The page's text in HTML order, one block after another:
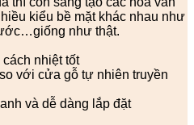
kiểu bề mặt khác nhau như
như thật.
nhiệt tốt
với cửa gỗ tự nhiên truyền
và dễ dàng lắp đặt